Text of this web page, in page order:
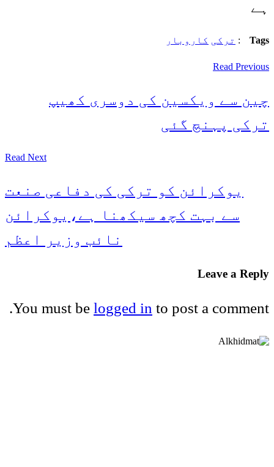
ہے
Tags
: ترکی کاروبار
Read Previous
چین سے ویکسین کی دوسری کھیپ
ترکی پہنچ گئی
Read Next
یوکرائن کو ترکی کی دفاعی صنعت
سے بہت کچھ سیکھنا ہے،یوکرائن
نائب وزیر اعظم
Leave a Reply
You must be logged in to post a comment.